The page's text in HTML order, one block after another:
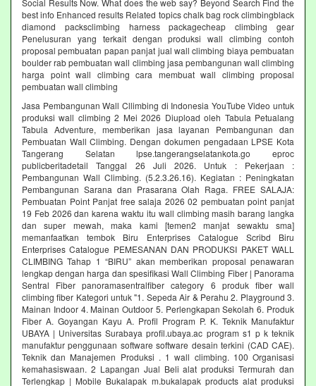
best info Enhanced results Related topics chalk bag rock climbingblack
diamond packsclimbing harness packagecheap climbing gear
Penelusuran yang terkait dengan produksi wall climbing contoh
proposal pembuatan papan panjat jual wall climbing biaya pembuatan
boulder rab pembuatan wall climbing jasa pembangunan wall climbing
harga point wall climbing cara membuat wall climbing proposal
pembuatan wall climbing
Jasa Pembangunan Wall Cllimbing di Indonesia YouTube Video untuk
produksi wall climbing 2 Mei 2026 Diupload oleh Tabula Petualang
Tabula Adventure, memberikan jasa layanan Pembangunan dan
Pembuatan Wall Climbing. Dengan dokumen pengadaan LPSE Kota
Tangerang Selatan lpse.tangerangselatankota.go eproc
publicberitadetail Tanggal 26 Juli 2026. Untuk : Pekerjaan :
Pembangunan Wall Climbing. (5.2.3.26.16). Kegiatan : Peningkatan
Pembangunan Sarana dan Prasarana Olah Raga. FREE SALAJA:
Pembuatan Point Panjat free salaja 2026 02 pembuatan point panjat
19 Feb 2026 dan karena waktu itu wall climbing masih barang langka
dan super mewah, maka kami [temen2 manjat sewaktu sma]
memanfaatkan tembok Biru Enterprises Catalogue Scribd Biru
Enterprises Catalogue PEMESANAN DAN PRODUKSI PAKET WALL
CLIMBING Tahap 1 “BIRU” akan memberikan proposal penawaran
lengkap dengan harga dan spesifikasi Wall Climbing Fiber | Panorama
Sentral Fiber panoramasentralfiber category 6 produk fiber wall
climbing fiber Kategori untuk "1. Sepeda Air & Perahu 2. Playground 3.
Mainan Indoor 4. Mainan Outdoor 5. Perlengkapan Sekolah 6. Produk
Fiber A. Goyangan Kayu A. Profil Program P. K. Teknik Manufaktur
UBAYA | Universitas Surabaya profil.ubaya.ac program s1 p k teknik
manufaktur penggunaan software software desain terkini (CAD CAE).
Teknik dan Manajemen Produksi . 1 wall climbing. 100 Organisasi
kemahasiswaan. 2 Lapangan Jual Beli alat produksi Termurah dan
Terlengkap | Mobile Bukalapak m.bukalapak products alat produksi